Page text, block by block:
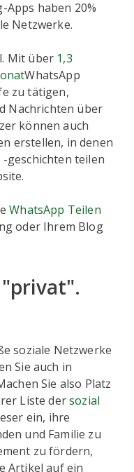
Apps haben 20%
Netzwerke.
Mit über 1,3
WhatsApp
zu tätigen,
Nachrichten über
können auch
erstellen, in denen
geschichten teilen
WhatsApp Teilen
oder Ihrem Blog
soziale Netzwerke
Sie auch in
Sie also Platz
Liste dersozial
ein, ihre
und Familie zu
zu fördern,
Artikel auf ein